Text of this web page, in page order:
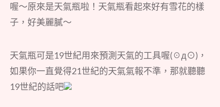
喔～原來是天氣瓶啦！天氣瓶看起來好有雪花的樣
子，好美麗膩～
天氣瓶可是19世紀用來預測天氣的工具喔(☉д⊙)，
如果你一直覺得21世紀的天氣氣報不準，那就聽聽
19世紀的話吧